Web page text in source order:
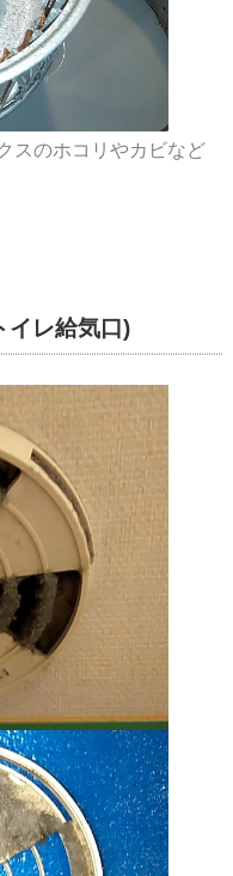
スのホコリやカビなど
イレ給気口)